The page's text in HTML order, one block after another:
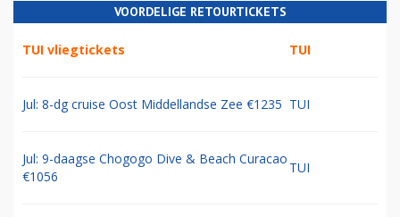
VOORDELIGE RETOURTICKETS
TUI vliegtickets TUI
Jul: 8-dg cruise Oost Middellandse Zee €1235 TUI
Jul: 9-daagse Chogogo Dive & Beach Curacao
€1056
TUI